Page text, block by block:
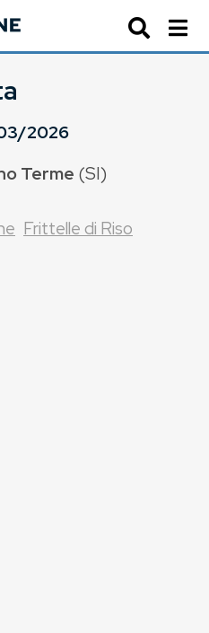
2026
Terme (SI)
Frittelle di Riso